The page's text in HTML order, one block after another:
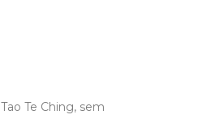
Te Ching, sem